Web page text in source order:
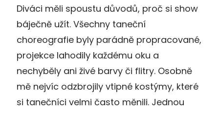
Diváci měli spoustu důvodů, proč si show
báječně užít. Všechny taneční
choreografie byly parádně propracované,
projekce lahodily každému oku a
nechyběly ani živé barvy či flitry. Osobně
mě nejvíc odzbrojily vtipné kostýmy, které
si tanečníci velmi často měnili. Jednou